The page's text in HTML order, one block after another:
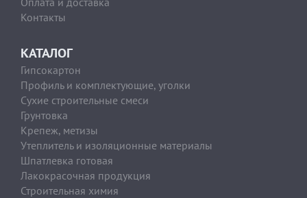
Контакты
КАТАЛОГ
Гипсокартон
Профиль и комплектующие, уголки
Сухие строительные смеси
Грунтовка
Крепеж, метизы
Утеплитель и изоляционные материалы
Шпатлевка готовая
Лакокрасочная продукция
Строительная химия